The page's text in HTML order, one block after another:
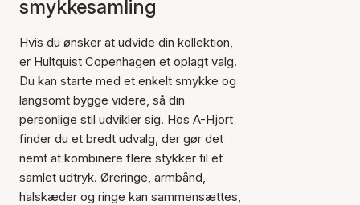
smykkesamling
Hvis du ønsker at udvide din kollektion,
er Hultquist Copenhagen et oplagt valg.
Du kan starte med et enkelt smykke og
langsomt bygge videre, så din
personlige stil udvikler sig. Hos A-Hjort
finder du et bredt udvalg, der gør det
nemt at kombinere flere stykker til et
samlet udtryk. Øreringe, armbånd,
halskæder og ringe kan sammensættes,